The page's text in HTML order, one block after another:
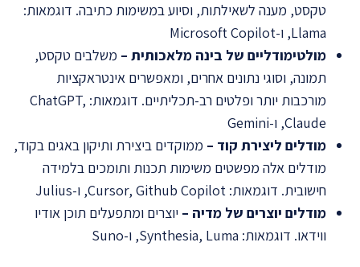
טקסט, מענה לשאילתות, וסיוע במשימות כתיבה. דוגמאות:
Llama, ו-Microsoft Copilot
מולטימודליים של בינה מלאכותית – משלבים טקסט,
תמונה, וסוגי נתונים אחרים, ומאפשרים אינטראקציות
מורכבות יותר ופלטים רב-תכליתיים. דוגמאות: ChatGPT,
Claude, ו-Gemini
מודלים ליצירת קוד – ממוקדים ביצירת ותיקון באגים בקוד,
מודלים אלה מפשטים משימות תכנות ותומכים בלמידה
חישובית. דוגמאות: Cursor, Github Copilot, ו-Julius
מודלים יוצרים של מדיה – יוצרים ומתפעלים תוכן אודיו
ווידאו. דוגמאות: Synthesia, Luma, ו-Suno